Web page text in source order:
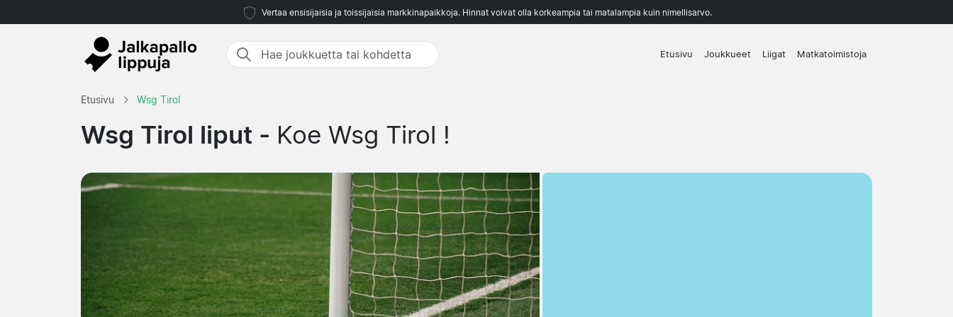
Vertaa ensisijaisia ja toissijaisia markkinapaikkoja. Hinnat voivat olla korkeampia tai matalampia kuin nimellisarvo.
Etusivu Joukkueet Liigat Matkatoimistoja
Etusivu Wsg Tirol
Wsg Tirol liput - Koe Wsg Tirol !